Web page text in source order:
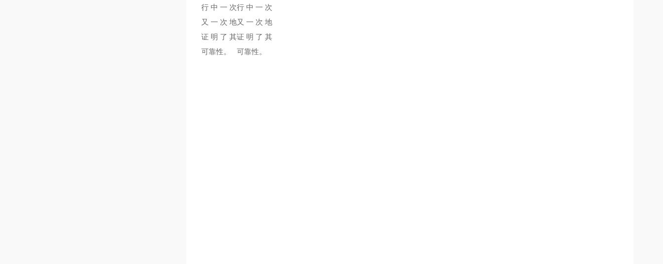
行中一次
又一次地
证明了其
可靠性。
行中一次
又一次地
证明了其
可靠性。